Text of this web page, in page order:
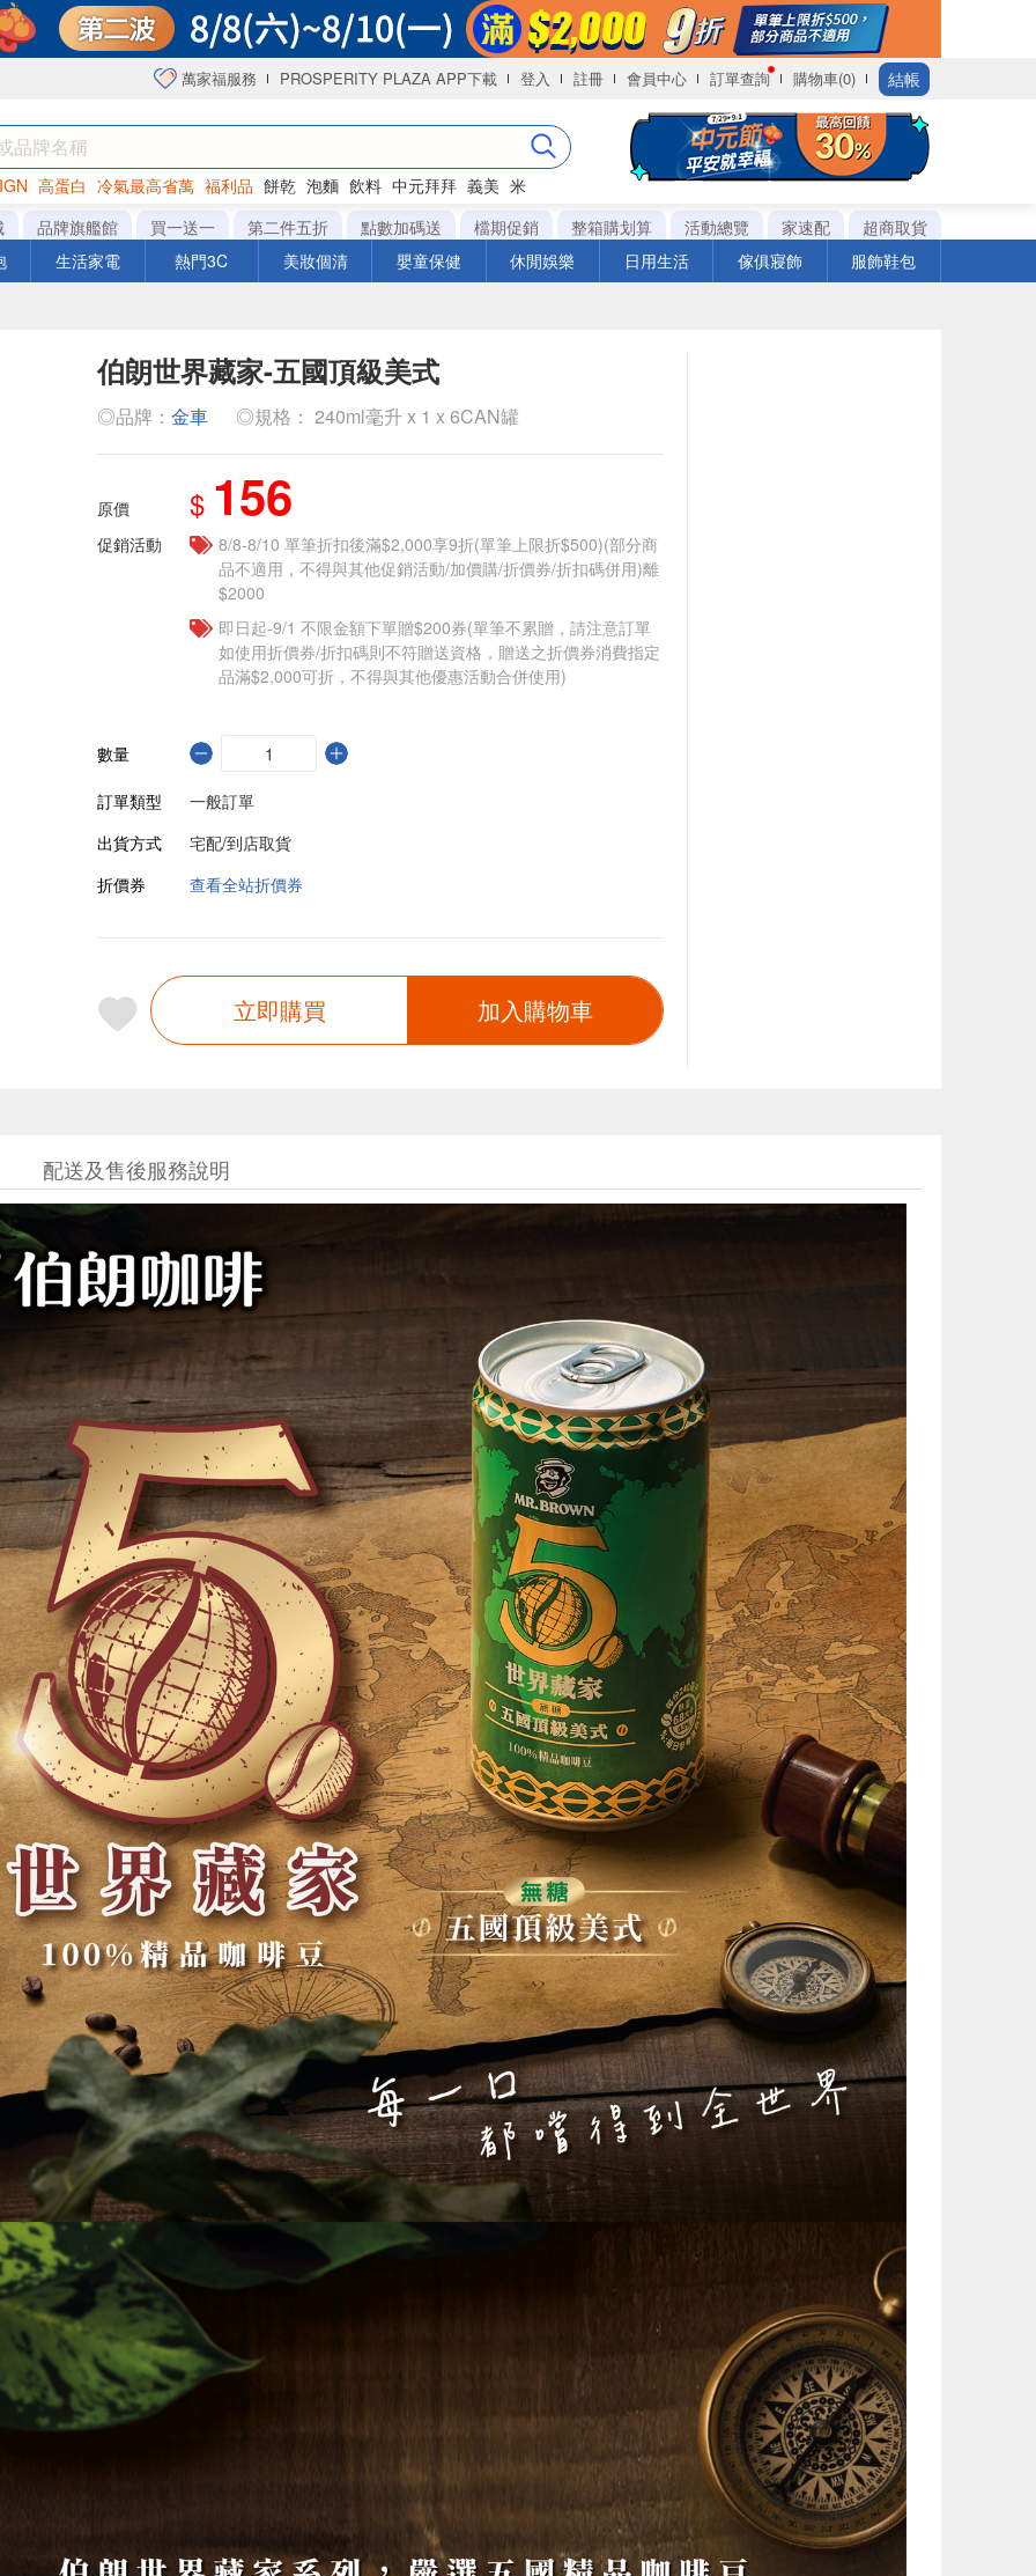
萬家福服務 PROSPERITY PLAZA APP下載 登入 註冊 會員中心 訂單查詢 購物車(0) 結帳
高蛋白 冷氣最高省萬 福利品 餅乾 泡麵 飲料 中元拜拜 義美 米
海苔
品牌旗艦館 買一送一 第二件五折 點數加碼送 檔期促銷 整箱購划算 活動總覽 家速配
超商取貨
生活家電 熱門3C 美妝個清 嬰童保健 休閒娛樂 日用生活 傢俱寢飾 服飾鞋包
伯朗世界藏家-五國頂級美式
◎品牌： 金車 ◎規格： 240ml毫升 x 1 x 6CAN罐
原價 $ 156
促銷活動
8/8-8/10 單筆折扣後滿$2,000享9折(單筆上限折$500)(部分商
品不適用，不得與其他促銷活動/加價購/折價券/折扣碼併用)離
$2000
即日起-9/1 不限金額下單贈$200券(單筆不累贈，請注意訂單
如使用折價券/折扣碼則不符贈送資格，贈送之折價券消費指定
品滿$2,000可折，不得與其他優惠活動合併使用)
數量
訂單類型
一般訂單
出貨方式
宅配/到店取貨
折價券
查看全站折價券
立即購買 加入購物車
配送及售後服務說明